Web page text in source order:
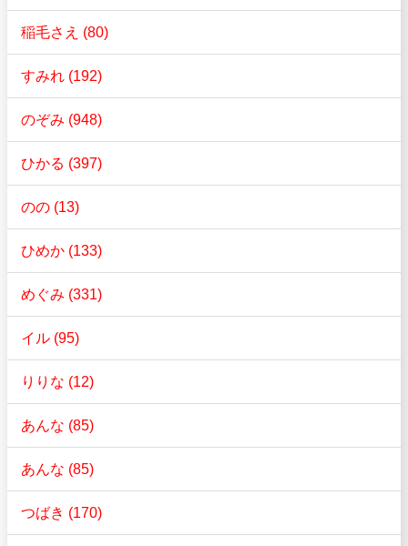
稲毛さえ (80)
すみれ (192)
のぞみ (948)
ひかる (397)
のの (13)
ひめか (133)
めぐみ (331)
イル (95)
りりな (12)
あんな (85)
あんな (85)
つばき (170)